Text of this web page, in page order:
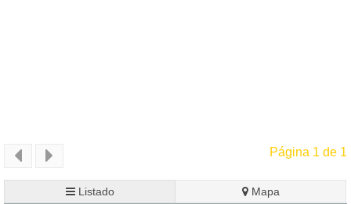
Página 1 de 1
Listado Mapa